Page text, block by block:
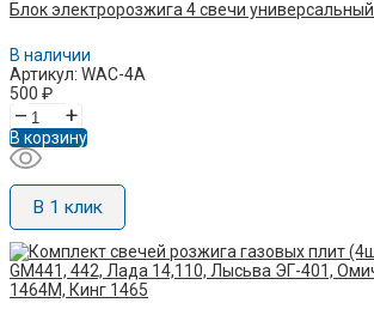
Блок электророзжига 4 свечи универсальный
В наличии
Артикул: WAC-4A
500 ₽
– +
В корзину
В 1 клик